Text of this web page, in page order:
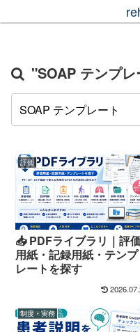
"SOAP テンプ
評価
📥 PDFライブラリ｜評
用紙・記録用紙・テンプ
レートを探す
制度・実務